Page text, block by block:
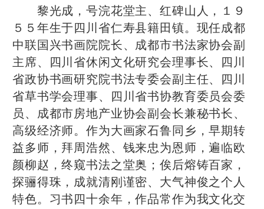
黎光成，号浣花堂主、红碑山人，１９
５５年生于四川省仁寿县籍田镇。现任成都
中联国兴书画院院长、成都市书法家协会副
主席、四川省休闲文化研究会理事长、四川
省政协书画研究院书法专委会副主任、四川
省草书学会理事、四川省书协教育委员会委
员、成都市房地产业协会副会长兼秘书长、
高级经济师。作为大画家石鲁同乡，早期转
益多师，拜周浩然、钱来忠为恩师，遍临欧
颜柳赵，终窥书法之堂奥；俟后熔铸百家，
探骊得珠，成就清刚谨密、大气神俊之个人
特色。习书四十余年，作品常作为我文化交